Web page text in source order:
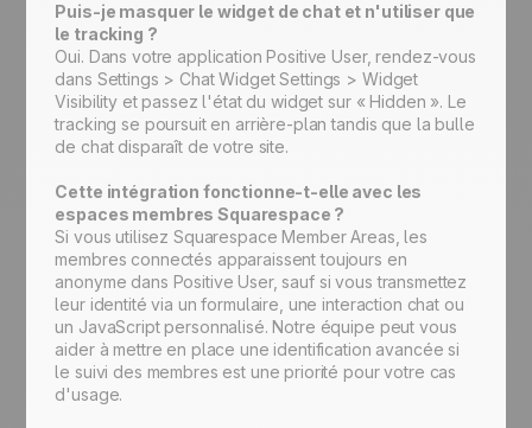
Puis-je masquer le widget de chat et n'utiliser que
le tracking ?
Oui. Dans votre application Positive User, rendez-vous
dans Settings > Chat Widget Settings > Widget
Visibility et passez l'état du widget sur « Hidden ». Le
tracking se poursuit en arrière-plan tandis que la bulle
de chat disparaît de votre site.
Cette intégration fonctionne-t-elle avec les
espaces membres Squarespace ?
Si vous utilisez Squarespace Member Areas, les
membres connectés apparaissent toujours en
anonyme dans Positive User, sauf si vous transmettez
leur identité via un formulaire, une interaction chat ou
un JavaScript personnalisé. Notre équipe peut vous
aider à mettre en place une identification avancée si
le suivi des membres est une priorité pour votre cas
d'usage.